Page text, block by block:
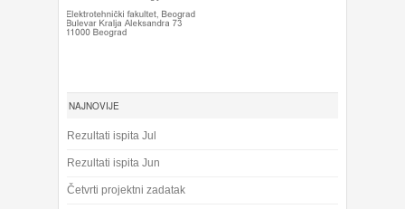
NAJNOVIJE
Rezultati ispita Jul
Rezultati ispita Jun
Četvrti projektni zadatak